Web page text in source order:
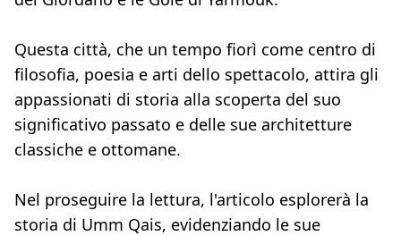
Questa città, che un tempo fiorì come centro di
filosofia, poesia e arti dello spettacolo, attira gli
appassionati di storia alla scoperta del suo
significativo passato e delle sue architetture
classiche e ottomane.
Nel proseguire la lettura, l'articolo esplorerà la
storia di Umm Qais, evidenziando le sue